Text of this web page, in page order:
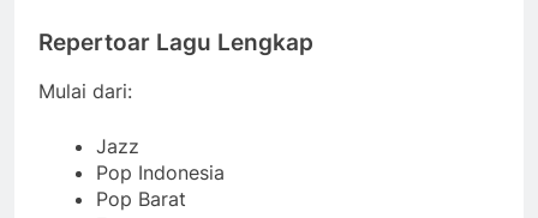
Repertoar Lagu Lengkap
Mulai dari:
Jazz
Pop Indonesia
Pop Barat